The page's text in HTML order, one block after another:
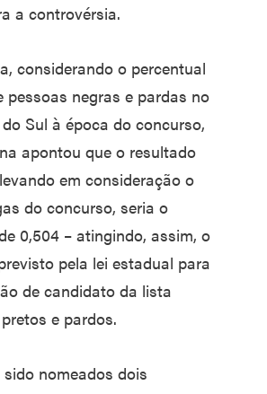
a controvérsia.
considerando o percentual
pessoas negras e pardas no
Sul à época do concurso,
apontou que o resultado
em consideração o
do concurso, seria o
0,504 – atingindo, assim, o
pela lei estadual para
de candidato da lista
e pardos.
sido nomeados dois